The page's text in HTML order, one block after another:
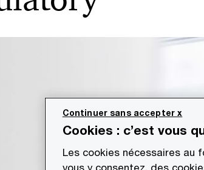
Cookies : c’est vous
Les cookies nécessaires au
vous y consentez, des
Continuer sans accepter x